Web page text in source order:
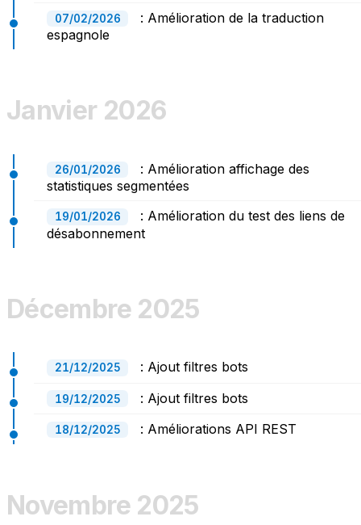
07/02/2026
: Amélioration de la traduction
espagnole
Janvier 2026
26/01/2026
: Amélioration affichage des
statistiques segmentées
19/01/2026
: Amélioration du test des liens de
désabonnement
Décembre 2025
21/12/2025 : Ajout filtres bots
19/12/2025 : Ajout filtres bots
18/12/2025 : Améliorations API REST
Novembre 2025